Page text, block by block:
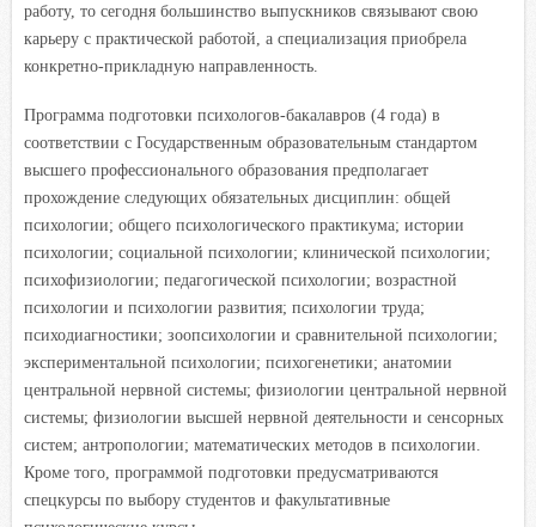
работу, то сегодня большинство выпускников связывают свою
карьеру с практической работой, а специализация приобрела
конкретно-прикладную направленность.
Программа подготовки психологов-бакалавров (4 года) в
соответствии с Государственным образовательным стандартом
высшего профессионального образования предполагает
прохождение следующих обязательных дисциплин: общей
психологии; общего психологического практикума; истории
психологии; социальной психологии; клинической психологии;
психофизиологии; педагогической психологии; возрастной
психологии и психологии развития; психологии труда;
психодиагностики; зоопсихологии и сравнительной психологии;
экспериментальной психологии; психогенетики; анатомии
центральной нервной системы; физиологии центральной нервной
системы; физиологии высшей нервной деятельности и сенсорных
систем; антропологии; математических методов в психологии.
Кроме того, программой подготовки предусматриваются
спецкурсы по выбору студентов и факультативные